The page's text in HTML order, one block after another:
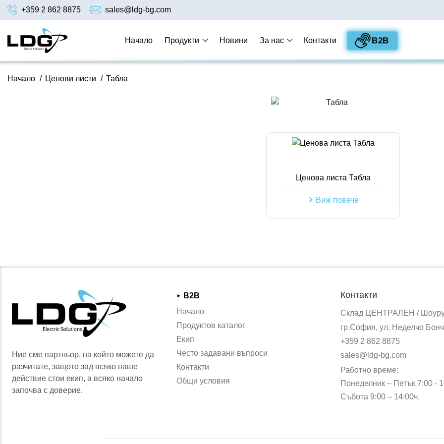
+359 2 862 8875 sales@ldg-bg.com
Начало Продукти Новини За нас Контакти B2B
/
Начало /
Ценови листи Табла
Ценова листа Табла
Виж повече
Ние сме партньор, на който можете да
разчитате, защото зад всяко наше
действие стои екип, а всяко начало
започва с доверие.
►
B2B
Начало
Продуктов каталог
Екип
Често задавани въпроси
Контакти
Общи условия
Контакти
Склад ЦЕНТРАЛЕН /
гр.София, ул. Неделчо
+359 2 862 8875
sales@ldg-bg.com
Работно време:
Понеделник – Петък 7:00 -
Събота 9:00 – 14:00ч.